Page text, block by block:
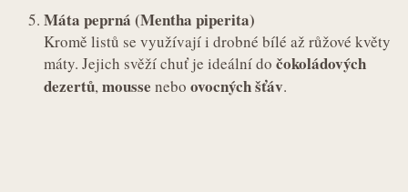
Máta peprná (Mentha piperita)
Kromě listů se využívají i drobné bílé až růžové květy
máty. Jejich svěží chuť je ideální do čokoládových
dezertů,mousse nebo ovocných šťáv.